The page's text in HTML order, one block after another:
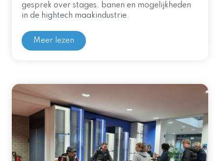
gesprek over stages, banen en mogelijkheden
in de hightech maakindustrie.
Meer lezen